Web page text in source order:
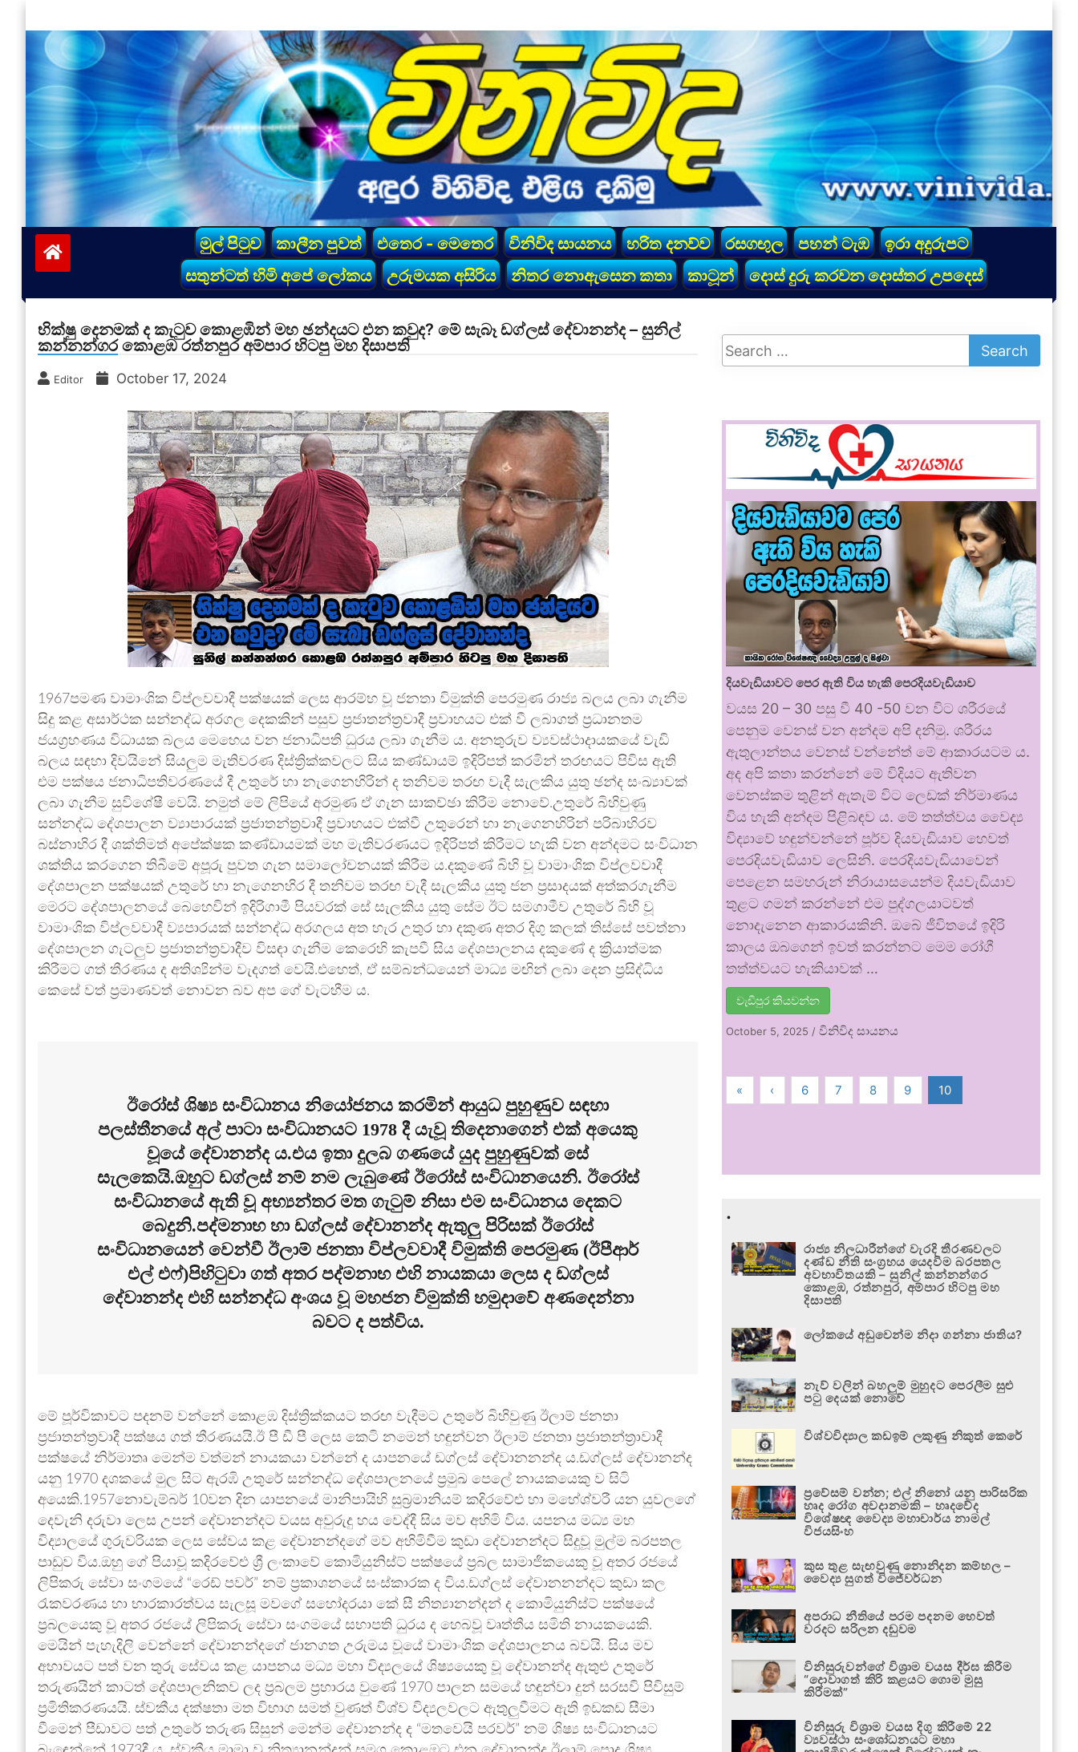
to
content
vinivida.lk
මුල් පිටුව කාලීන පුවත් එතෙර - මෙතෙර විනිවිද සායනය හරිත දනව්ව රසගඟුල පහන් ටැඹ
ඉරා අදුරුපට
සතුන්ටත් හිමි අපේ ලෝකය
උරුමයක අසිරිය නිතර නොඇසෙන කතා කාටූන් දොස් දුරු කරවන දොස්තර උපදෙස්
භික්ෂු දෙනමක් ද කැටුව කොළඹින් මහ ඡන්දයට එන කවුද? මේ සැබෑ ඩග්ලස් දේවානන්ද – සුනිල්
කන්නන්ගර කොළඹ රත්නපුර අම්පාර හිටපු මහ දිසාපති
Editor October 17, 2024
1967පමණ වාමාංශික විප්ලවවාදී පක්ෂයක් ලෙස ආරම්භ වූ ජනතා විමුක්ති පෙරමුණ රාජ්‍ය බලය ලබා ගැනීම
සිදු කළ අසාර්ථක සන්නද්ධ අරගල දෙකකින් පසුව ප්‍රජාතන්ත්‍රවාදී ප්‍රවාහයට එක් වී ලබාගත් ප්‍රධානතම
ජයග්‍රහණය විධායක බලය මෙහෙය වන ජනාධිපති ධුරය ලබා ගැනීම ය. අනතුරුව ව්‍යවස්ථාදායකයේ වැඩි
බලය සඳහා දිවයිනේ සියලුම මැතිවරණ දිස්ත්‍රික්කවලට සිය කණ්ඩායම් ඉදිරිපත් කරමින් තරඟයට පිවිස ඇති
එම පක්ෂය ජනාධිපතිවරණයේ දී උතුරේ හා නැගෙනහිරින් ද තනිවම තරඟ වැදී සැලකිය යුතු ඡන්ද සංඛ්‍යාවක්
ලබා ගැනීම සුවිශේෂී වෙයි. නමුත් මේ ලිපියේ අරමුණ ඒ ගැන සාකච්ඡා කිරීම නොවේ.උතුරේ බිහිවුණු
සන්නද්ධ දේශපාලන ව්‍යාපාරයක් ප්‍රජාතන්ත්‍රවාදී ප්‍රවාහයට එක්වී උතුරෙන් හා නැගෙනහිරින් පරිබාහිරව
බස්නාහිර දී ශක්තිමත් අපේක්ෂක කණ්ඩායමක් මහ මැතිවරණයට ඉදිරිපත් කිරීමට හැකි වන අන්දමට සංවිධාන
ශක්තිය කරගෙන තිබීමේ අපූරු පුවත ගැන සමාලෝචනයක් කිරීම ය.දකුණේ බිහි වූ වාමාංශික විප්ලවවාදී
දේශපාලන පක්ෂයක් උතුරේ හා නැගෙනහිර දී තනිවම තරඟ වැදී සැලකිය යුතු ජන ප්‍රසාදයක් අත්කරගැනීම
මෙරට දේශපාලනයේ බෙහෙවින් ඉදිරිගාමී පියවරක් සේ සැලකිය යුතු සේම ඊට සමගාමීව උතුරේ බිහි වූ
වාමාංශික විප්ලවවාදී ව්‍යපාරයක් සන්නද්ධ අරගලය අත හැර උතුර හා දකුණ අතර දිගු කලක් තිස්සේ පවත්නා
දේශපාලන ගැටලුව ප්‍රජාතන්ත්‍රවාදීව විසඳා ගැනීම කෙරෙහි කැපවී සිය දේශපාලනය දකුණේ ද ක්‍රියාත්මක
කිරීමට ගත් තීරණය ද අතිශ්‍යින්ම වැදගත් වෙයි.එහෙත්, ඒ සම්බන්ධයෙන් මාධ්‍ය මඟින් ලබා දෙන ප්‍රසිද්ධිය
කෙසේ වත් ප්‍රමාණවත් නොවන බව අප ගේ වැටහීම ය.
ඊරෝස් ශිෂ්‍ය සංවිධානය නියෝජනය කරමින් ආයුධ පුහුණුව සඳහා
පලස්තීනයේ අල් පාටා සංවිධානයට 1978 දී යැවූ තිදෙනාගෙන් එක් අයෙකු
වූයේ දේවානන්ද ය.එය ඉතා දුලබ ගණයේ යුද පුහුණුවක් සේ
සැලකෙයි.ඔහුට ඩග්ලස් නම් නම ලැබුණේ ඊරෝස් සංවිධානයෙනි. ඊරෝස්
සංවිධානයේ ඇති වූ අභ්‍යන්තර මත ගැටුම් නිසා එම සංවිධානය දෙකට
බෙදුනි.පද්මනාභ හා ඩග්ලස් දේවානන්ද ඇතුලු පිරිසක් ඊරෝස්
සංවිධානයෙන් වෙන්වී ඊලාම් ජනතා විප්ලවවාදී විමුක්ති පෙරමුණ (ඊපීආර්
එල් එෆ්)පිහිටුවා ගත් අතර පද්මනාභ එහි නායකයා ලෙස ද ඩග්ලස්
දේවානන්ද එහි සන්නද්ධ අංශය වූ මහජන විමුක්ති හමුදාවේ අණදෙන්නා
බවට ද පත්විය.
මේ පූර්විකාවට පදනම් වන්නේ කොළඹ දිස්ත්‍රික්කයට තරඟ වැදීමට උතුරේ බිහිවුණු ඊලාම් ජනතා
ප්‍රජාතන්ත්‍රවාදී පක්ෂය ගත් තීරණයයි.ඊ පී ඩී පී ලෙස කෙටි නමෙන් හඳුන්වන ඊලාම් ජනතා ප්‍රජාතන්ත්‍රාවාදී
පක්ෂයේ නිර්මාතෘ මෙන්ම වත්මන් නායකයා වන්නේ ද යාපනයේ ඩග්ලස් දේවානනන්ද ය.ඩග්ලස් දේවානන්ද
යනු 1970 දශකයේ මුල සිට ඇරඹි උතුරේ සන්නද්ධ දේශපාලනයේ ප්‍රමුඛ පෙලේ නායකයෙකු ව සිටි
අයෙකි.1957නොවැම්බර් 10වන දින යාපනයේ මානිපායිහි සුබ්‍රමානියම් කදිරවේළු හා මහේශ්වරී යන යුවලගේ
දෙවැනි දරුවා ලෙස උපන් දේවානන්දට වයස අවුරුදු හය වෙද්දී සිය මව අහිමි විය. යපනය මධ්‍ය මහ
විද්‍යාලයේ ගුරුවරියක ලෙස සේවය කළ දේවානන්දගේ මව අහිමිවීම කුඩා දේවානන්දට සිදුවූ මුල්ම බරපතල
පාඩුව විය.ඔහු ගේ පියාවූ කදිරවේළු ශ්‍රී ලංකාවේ කොමියුනිස්ට් පක්ෂයේ ප්‍රබල සාමාජිකයෙකු වූ අතර රජයේ
ලිපිකරු සේවා සංගමයේ “රෙඩ් පවර්” නම් ප්‍රකාශනයේ සංස්කාරක ද විය.ඩග්ලස් දේවානනන්දට කුඩා කල
රැකවරණය හා භාරකාරත්වය සැලසූ මවගේ සහෝදරයා කේ සී නිත්‍යානන්දන් ද කොමියුනිස්ට් පක්ෂයේ
ප්‍රබලයෙකු වූ අතර රජයේ ලිපිකරු සේවා සංගමයේ සභාපති ධුරය ද හෙබවූ වෘත්තීය සමිති නායකයෙකි.
මෙයින් පැහැදිලි වෙන්නේ දේවානන්දගේ ජානගත උරුමය වූයේ වාමාංශික දේශපාලනය බවයි. සිය මව
අභාවයට පත් වන තුරු සේවය කළ යාපනය මධ්‍ය මහා විද්‍යලයේ ශිෂ්‍යයෙකු වූ දේවානන්ද ඇතුළු උතුරේ
තරුණයින් කාටත් දේශපාලනිකව ලද ප්‍රබලම ප්‍රහාරය වුණේ 1970 පාලන සමයේ හඳුන්වා දුන් සරසවි පිවිසුම්
ප්‍රමිතිකරණයයි. ස්වකීය දක්ෂතා මත විභාග සමත් වුණත් විශ්ව විද්‍යලවලට ඇතුලුවීමට ඇති ඉඩකඩ සීමා
වීමෙන් පීඩාවට පත් උතුරේ තරුණ සිසුන් මෙන්ම දේවානන්ද ද “මතවෙයි පරවර්” නම් ශිෂ්‍ය සංවිධානයට
දියවැඩියාවට පෙර ඇති විය හැකි පෙරදියවැඩියාව
වයස 20 – 30 පසු වී 40 -50 වන විට ශරීරයේ
පෙනුම වෙනස් වන අන්දම අපි දනිමු. ශරීරය
ඇතුලාන්තය වෙනස් වන්නේත් මේ ආකාරයටම ය.
අද අපි කතා කරන්නේ මේ විදියට ඇතිවන
වෙනස්කම තුළින් ඇතැම් විට ලෙඩක් නිර්මාණය
විය හැකි අන්දම පිළිබඳව ය. මේ තත්ත්වය වෛද්‍ය
විද්‍යාවේ හඳුන්වන්නේ පූර්ව දියවැඩියාව හෙවත්
පෙරදියවැඩියාව ලෙසිනි. පෙරදියවැඩියාවෙන්
පෙළෙන සමහරුන් නිරායාසයෙන්ම දියවැඩියාව
තුළට ගමන් කරන්නේ එම පුද්ගලයාටවත්
නොදැනෙන ආකාරයකිනි. ඔබේ ජීවිතයේ ඉදිරි
කාලය ඔබගෙන් ඉවත් කරන්නට මෙම රෝගී
තත්ත්වයට හැකියාවක් …
වැඩිපුර කියවන්න
October 5, 2025 /විනිවිද සායනය
« ‹ 6 7 8 9 10
.
රාජ්‍ය නිලධාරීන්ගේ වැරදි තීරණවලට
දණ්ඩ නීති සංග්‍රහය යෙදවීම බරපතල
අවභාවිතයකි – සුනිල් කන්නන්ගර
කොළඹ, රත්නපුර, අම්පාර හිටපු මහ
දිසාපති
ලෝකයේ අඩුවෙන්ම නිදා ගන්නා ජාතිය?
නැව් වලින් බහලුම් මුහුදට පෙරලීම සුළු
පටු දෙයක් නොවේ
විශ්වවිද්‍යාල කඩඉම් ලකුණු නිකුත් කෙරේ
ප්‍රවේසම් වන්න; එල් නිනෝ යනු පාරිසරික
හෘද රෝග අවදානමකි – හෘදවේද
විශේෂඥ වෛද්‍ය මහාචාර්ය නාමල්
විජයසිංහ
කුස තුළ සැඟවුණු නොනිදන කම්හල –
වෛද්‍ය සුගත් විජේවර්ධන
අපරාධ නීතියේ පරම පදනම හෙවත්
වරදට සරිලන දඬුවම
විනිසුරුවන්ගේ විශ්‍රාම වයස දීර්ඝ කිරීම
“දොවාගත් කිරි කළයට ගොම මුසු
කිරීමක්”
විනිසුරු විශ්‍රාම වයස දිගු කිරීමේ 22
ව්‍යවස්ථා සංශෝධනයට මහා